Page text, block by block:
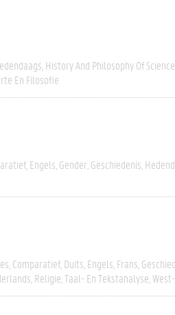
History And Philosophy Of Science
En Filosofie
Engels Gender Geschiedenis
Comparatief Duits Engels Frans
Religie Taal- En Tekstanalyse